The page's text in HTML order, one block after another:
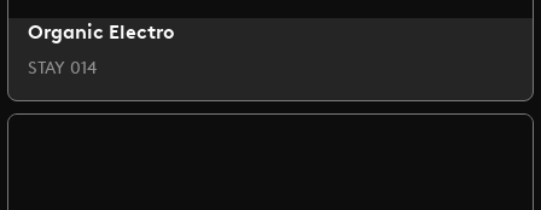
Organic Electro
STAY 014